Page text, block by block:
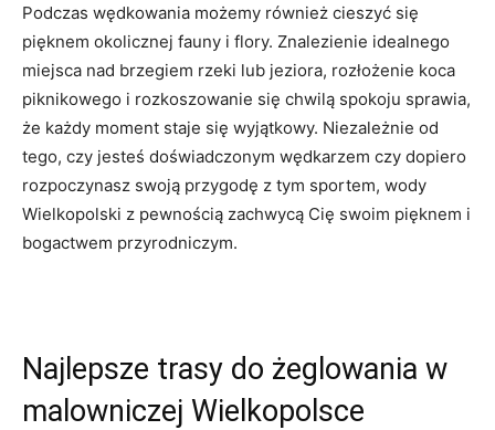
Podczas wędkowania możemy również cieszyć się
pięknem okolicznej fauny i flory. Znalezienie idealnego
miejsca nad brzegiem rzeki lub jeziora, rozłożenie koca
piknikowego i rozkoszowanie się chwilą spokoju sprawia,
że każdy moment staje się wyjątkowy. Niezależnie od
tego, czy jesteś doświadczonym wędkarzem czy dopiero
rozpoczynasz swoją przygodę z tym sportem, wody
Wielkopolski z pewnością zachwycą Cię swoim pięknem i
bogactwem przyrodniczym.
Najlepsze trasy do żeglowania w
malowniczej Wielkopolsce